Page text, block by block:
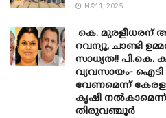
MAY 1, 2025
കെ. മുരളീധരന്
റവന്യൂ, ചാണ്ടി
സാധ്യത!! പി.കെ.
വ്യവസായം-
വേണമെന്ന്
കൃഷി
തിരുവഞ്ചൂർ